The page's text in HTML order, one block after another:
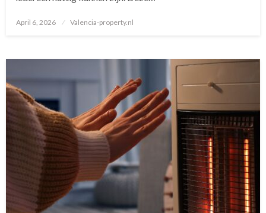
Posted
April 6, 2026 Valencia-property.nl